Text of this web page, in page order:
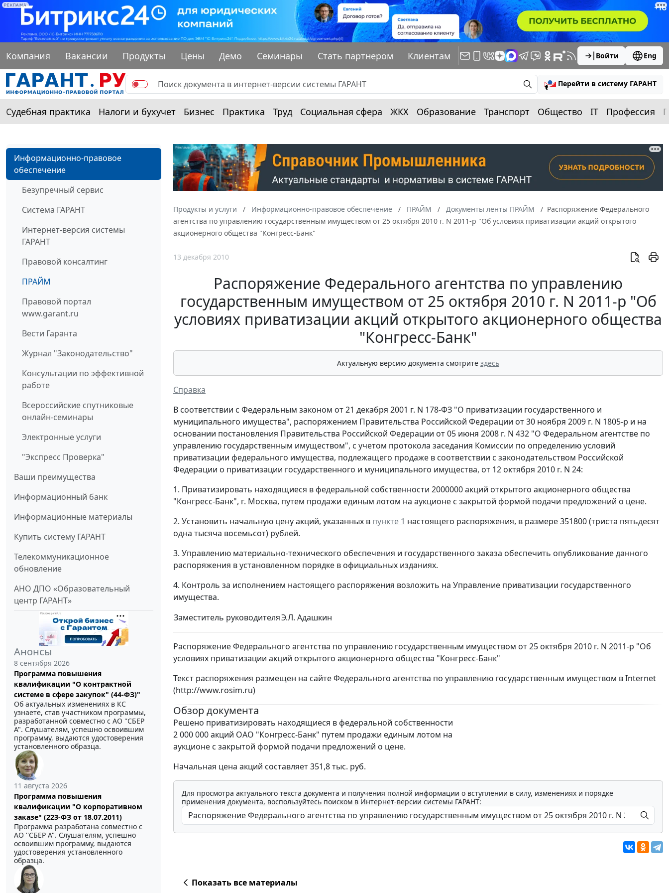
РЕКЛАМА
Компания Вакансии Продукты Цены Демо Семинары Стать партнером Клиентам Войти Eng
Перейти в систему ГАРАНТ
Судебная практика Налоги и бухучет Бизнес Практика Труд Социальная сфера ЖКХ Образование Транспорт Общество IT Профессия
Информационно-правовое
обеспечение
Безупречный сервис
Система ГАРАНТ
Интернет-версия системы
ГАРАНТ
Правовой консалтинг
ПРАЙМ
Правовой портал
www.garant.ru
Вести Гаранта
Журнал "Законодательство"
Консультации по эффективной
работе
Всероссийские спутниковые
онлайн-семинары
Электронные услуги
"Экспресс Проверка"
Ваши преимущества
Информационный банк
Информационные материалы
Купить систему ГАРАНТ
Телекоммуникационное
обновление
АНО ДПО «Образовательный
центр ГАРАНТ»
Анонсы
8 сентября 2026
Программа повышения
квалификации "О контрактной
системе в сфере закупок" (44-ФЗ)"
Об актуальных изменениях в КС
узнаете, став участником программы,
разработанной совместно с АО ''СБЕР
А". Слушателям, успешно освоившим
программу, выдаются удостоверения
установленного образца.
11 августа 2026
Программа повышения
квалификации "О корпоративном
заказе" (223-ФЗ от 18.07.2011)
Программа разработана совместно с
АО ''СБЕР А". Слушателям, успешно
освоившим программу, выдаются
удостоверения установленного
образца.
Продукты и услуги Информационно-правовое обеспечение ПРАЙМ Документы ленты ПРАЙМ
Распоряжение Федерального
агентства по управлению государственным имуществом от 25 октября 2010 г. N 2011-р "Об условиях приватизации акций открытого
акционерного общества "Конгресс-Банк"
13 декабря 2010
Распоряжение Федерального агентства по управлению
государственным имуществом от 25 октября 2010 г. N 2011-р "Об
условиях приватизации акций открытого акционерного общества
"Конгресс-Банк"
Актуальную версию документа смотрите здесь
Справка
В соответствии с Федеральным законом от 21 декабря 2001 г. N 178-ФЗ "О приватизации государственного и
муниципального имущества", распоряжением Правительства Российской Федерации от 30 ноября 2009 г. N 1805-р и на
основании постановления Правительства Российской Федерации от 05 июня 2008 г. N 432 "О Федеральном агентстве по
управлению государственным имуществом", с учетом протокола заседания Комиссии по определению условий
приватизации федерального имущества, подлежащего продаже в соответствии с законодательством Российской
Федерации о приватизации государственного и муниципального имущества, от 12 октября 2010 г. N 24:
1. Приватизировать находящиеся в федеральной собственности 2000000 акций открытого акционерного общества
"Конгресс-Банк", г. Москва, путем продажи единым лотом на аукционе с закрытой формой подачи предложений о цене.
2. Установить начальную цену акций, указанных в пункте 1 настоящего распоряжения, в размере 351800 (триста пятьдесят
одна тысяча восемьсот) рублей.
3. Управлению материально-технического обеспечения и государственного заказа обеспечить опубликование данного
распоряжения в установленном порядке в официальных изданиях.
4. Контроль за исполнением настоящего распоряжения возложить на Управление приватизации государственного
имущества.
Заместитель руководителяЭ.Л. Адашкин
Распоряжение Федерального агентства по управлению государственным имуществом от 25 октября 2010 г. N 2011-р "Об
условиях приватизации акций открытого акционерного общества "Конгресс-Банк"
Текст распоряжения размещен на сайте Федерального агентства по управлению государственным имуществом в Internet
(http://www.rosim.ru)
Обзор документа
Решено приватизировать находящиеся в федеральной собственности
2 000 000 акций ОАО "Конгресс-Банк" путем продажи единым лотом на
аукционе с закрытой формой подачи предложений о цене.
Начальная цена акций составляет 351,8 тыс. руб.
Для просмотра актуального текста документа и получения полной информации о вступлении в силу, изменениях и порядке
применения документа, воспользуйтесь поиском в Интернет-версии системы ГАРАНТ:
Показать все материалы